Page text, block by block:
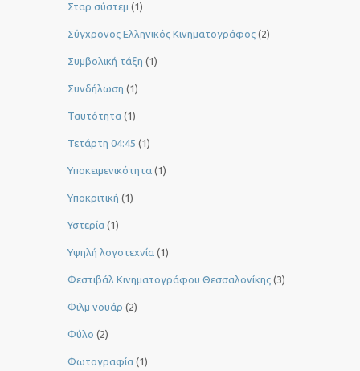
Σταρ σύστεμ (1)
Σύγχρονος Ελληνικός Κινηματογράφος (2)
Συμβολική τάξη (1)
Συνδήλωση (1)
Ταυτότητα (1)
Τετάρτη 04:45 (1)
Υποκειμενικότητα (1)
Υποκριτική (1)
Υστερία (1)
Yψηλή λογοτεχνία (1)
Φεστιβάλ Κινηματογράφου Θεσσαλονίκης (3)
Φιλμ νουάρ (2)
Φύλο (2)
Φωτογραφία (1)